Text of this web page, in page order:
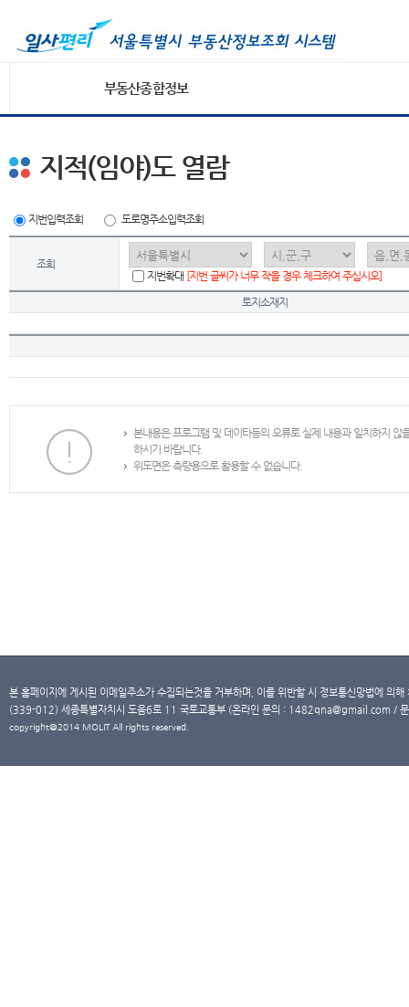
부동산종합정보
지적(임야)도 열람
지번입력조회 도로명주소입력조회
조회
지번확대 [지번 글씨가 너무 작을 경우 체크하여 주십시오]
토지소재지
본내용은 프로그램 및 데이타등의 오류로 실제 내용과 일치하지
하시기 바랍니다.
위도면은 측량용으로 활용할 수 없습니다.
본 홈페이지에 게시된 이메일주소가 수집되는것을 거부하며, 이를 위반할 시 정보통신망법에 의
(339-012) 세종특별자치시 도움6로 11 국토교통부 (온라인 문의 : 1482qna@gmail.com /
copyright@2014 MOLIT All rights reserved.